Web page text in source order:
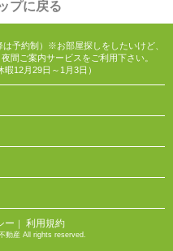
プに戻る
予約制）※お部屋探しをしたいけど、
間ご案内サービスをご利用下さい。
12月29日～1月3日）
ー ｜ 利用規約
動産 All rights reserved.